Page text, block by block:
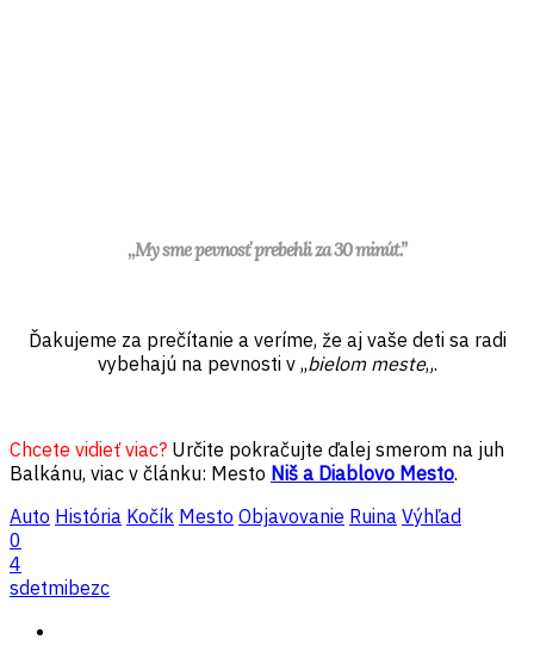
,,My sme pevnosť prebehli za 30 minút.”
Ďakujeme za prečítanie a veríme, že aj vaše deti sa radi
vybehajú na pevnosti v ,,bielom meste„.
Chcete vidieť viac? Určite pokračujte ďalej smerom na juh
Balkánu, viac v článku: Mesto Niš a Diablovo Mesto.
Auto História Kočík Mesto Objavovanie Ruina Výhľad
0
4
sdetmibezc